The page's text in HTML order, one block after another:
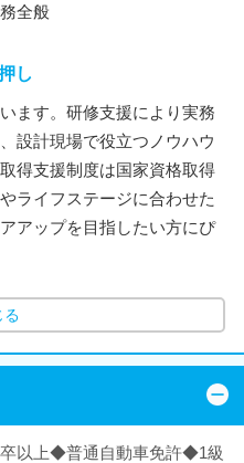
全般
し
ます。研修支援により実務
設計現場で役立つノウハウ
得支援制度は国家資格取得
ライフステージに合わせた
アップを目指したい方にぴ
る
以上◆普通自動車免許◆1級